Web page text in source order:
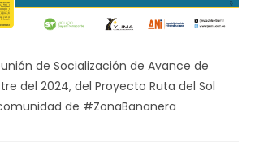
de Socialización de Avance de
del 2024, del Proyecto Ruta del Sol
de #ZonaBananera